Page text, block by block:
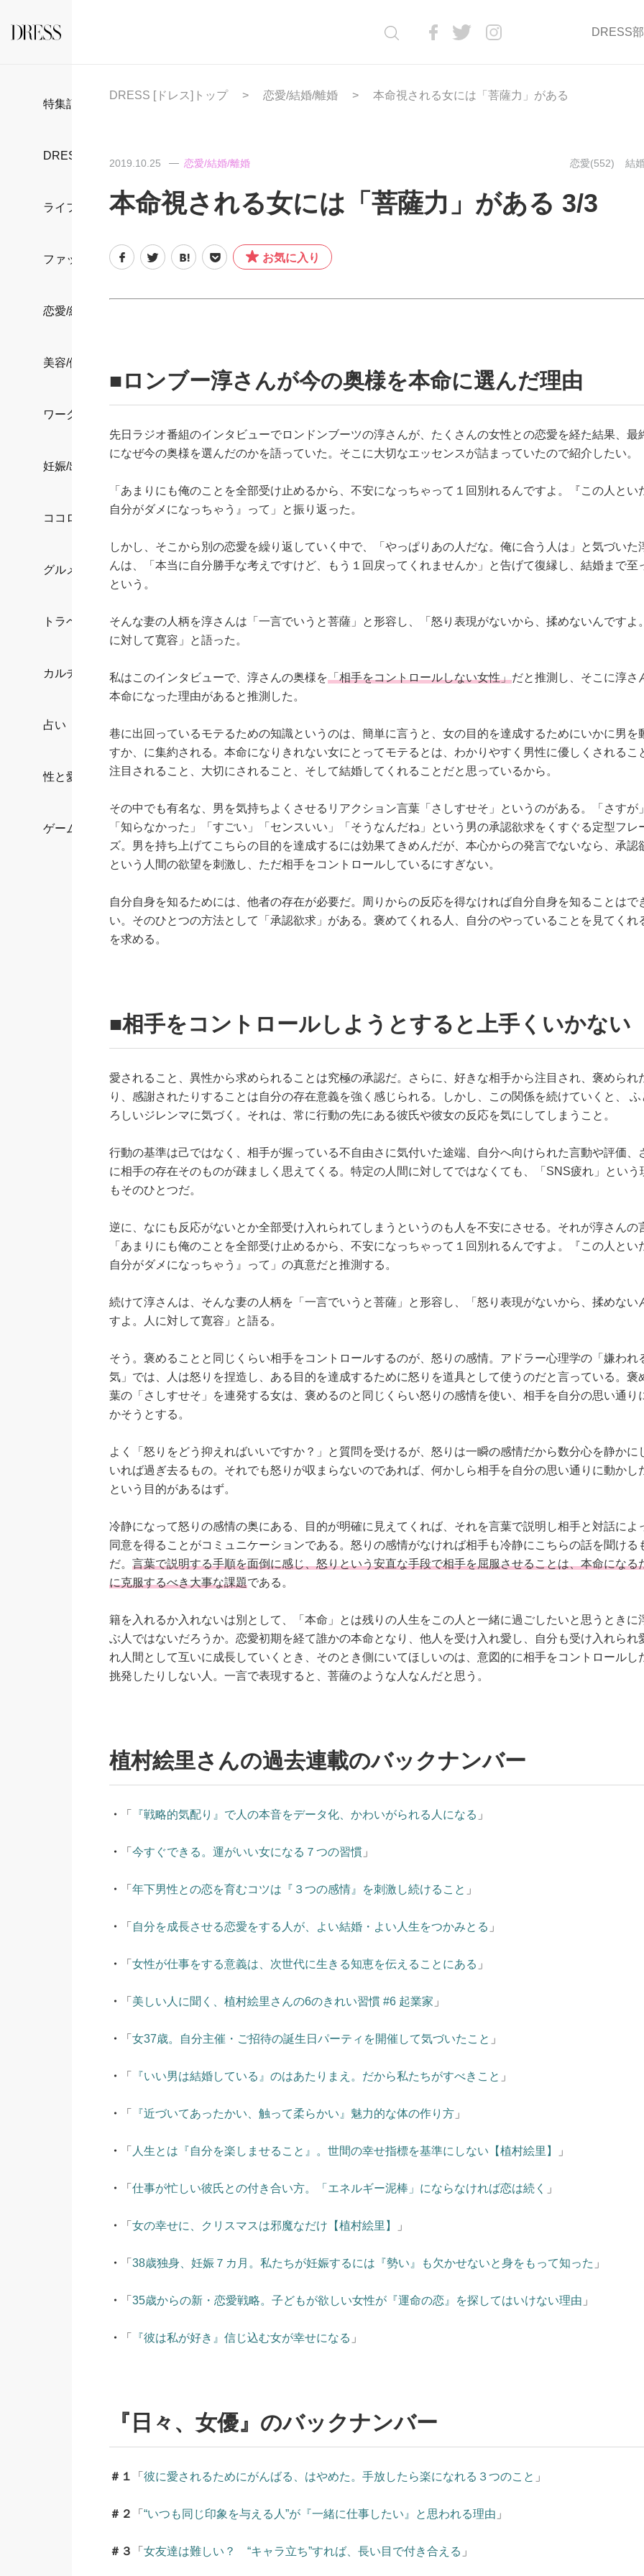
DRESS
特集記事
DRESS部活
ライフスタイル
ファッション
恋愛/結婚/離婚
美容/健康
ワークスタイル
妊娠/出産/家族
ココロ/カラダ
グルメ
トラベル
カルチャー/エンタメ
占い
性と愛
ゲーム
DRESS [ドレス]トップ 恋愛/結婚/離婚 本命視される女には「菩薩力」がある
2019.10.25 恋愛/結婚/離婚 恋愛(552) 結
本命視される女には「菩薩力」がある 3/3
お気に入り
■ロンブー淳さんが今の奥様を本命に選んだ理由
先日ラジオ番組のインタビューでロンドンブーツの淳さんが、たくさんの女性との恋愛を経た結果、最
になぜ今の奥様を選んだのかを語っていた。そこに大切なエッセンスが詰まっていたので紹介したい。
「あまりにも俺のことを全部受け止めるから、不安になっちゃって１回別れるんですよ。『この人とい
自分がダメになっちゃう』って」と振り返った。
しかし、そこから別の恋愛を繰り返していく中で、「やっぱりあの人だな。俺に合う人は」と気づいた
んは、「本当に自分勝手な考えですけど、もう１回戻ってくれませんか」と告げて復縁し、結婚まで至
という。
そんな妻の人柄を淳さんは「一言でいうと菩薩」と形容し、「怒り表現がないから、揉めないんですよ
に対して寛容」と語った。
私はこのインタビューで、淳さんの奥様を「相手をコントロールしない女性」だと推測し、そこに淳さ
本命になった理由があると推測した。
巷に出回っているモテるための知識というのは、簡単に言うと、女の目的を達成するためにいかに男を
すか、に集約される。本命になりきれない女にとってモテるとは、わかりやすく男性に優しくされるこ
注目されること、大切にされること、そして結婚してくれることだと思っているから。
その中でも有名な、男を気持ちよくさせるリアクション言葉「さしすせそ」というのがある。「さすが」
「知らなかった」「すごい」「センスいい」「そうなんだね」という男の承認欲求をくすぐる定型フレ
ズ。男を持ち上げてこちらの目的を達成するには効果てきめんだが、本心からの発言でないなら、承認
という人間の欲望を刺激し、ただ相手をコントロールしているにすぎない。
自分自身を知るためには、他者の存在が必要だ。周りからの反応を得なければ自分自身を知ることはで
い。そのひとつの方法として「承認欲求」がある。褒めてくれる人、自分のやっていることを見てくれ
を求める。
■相手をコントロールしようとすると上手くいかない
愛されること、異性から求められることは究極の承認だ。さらに、好きな相手から注目され、褒められ
り、感謝されたりすることは自分の存在意義を強く感じられる。しかし、この関係を続けていくと、 ふ
ろしいジレンマに気づく。それは、常に行動の先にある彼氏や彼女の反応を気にしてしまうこと。
行動の基準は己ではなく、相手が握っている不自由さに気付いた途端、自分へ向けられた言動や評価、
に相手の存在そのものが疎ましく思えてくる。特定の人間に対してではなくても、「SNS疲れ」という
もそのひとつだ。
逆に、なにも反応がないとか全部受け入れられてしまうというのも人を不安にさせる。それが淳さんの
「あまりにも俺のことを全部受け止めるから、不安になっちゃって１回別れるんですよ。『この人とい
自分がダメになっちゃう』って」の真意だと推測する。
続けて淳さんは、そんな妻の人柄を「一言でいうと菩薩」と形容し、「怒り表現がないから、揉めない
すよ。人に対して寛容」と語る。
そう。褒めることと同じくらい相手をコントロールするのが、怒りの感情。アドラー心理学の「嫌われ
気」では、人は怒りを捏造し、ある目的を達成するために怒りを道具として使うのだと言っている。褒
葉の「さしすせそ」を連発する女は、褒めるのと同じくらい怒りの感情を使い、相手を自分の思い通り
かそうとする。
よく「怒りをどう抑えればいいですか？」と質問を受けるが、怒りは一瞬の感情だから数分心を静かに
いれば過ぎ去るもの。それでも怒りが収まらないのであれば、何かしら相手を自分の思い通りに動かし
という目的があるはず。
冷静になって怒りの感情の奥にある、目的が明確に見えてくれば、それを言葉で説明し相手と対話によ
同意を得ることがコミュニケーションである。怒りの感情がなければ相手も冷静にこちらの話を聞ける
だ。 言葉で説明する手順を面倒に感じ、怒りという安直な手段で相手を屈服させることは、本命になる
に克服するべき大事な課題である。
籍を入れるか入れないは別として、「本命」とは残りの人生をこの人と一緒に過ごしたいと思うときに
ぶ人ではないだろうか。恋愛初期を経て誰かの本命となり、他人を受け入れ愛し、自分も受け入れられ
れ人間として互いに成長していくとき、そのとき側にいてほしいのは、意図的に相手をコントロールし
挑発したりしない人。一言で表現すると、菩薩のような人なんだと思う。
植村絵里さんの過去連載のバックナンバー
・ 「 『戦略的気配り』で人の本音をデータ化、かわいがられる人になる 」
・ 「 今すぐできる。運がいい女になる７つの習慣 」
・ 「 年下男性との恋を育むコツは『３つの感情』を刺激し続けること 」
・ 「 自分を成長させる恋愛をする人が、よい結婚・よい人生をつかみとる 」
・ 「 女性が仕事をする意義は、次世代に生きる知恵を伝えることにある 」
・ 「 美しい人に聞く、植村絵里さんの6のきれい習慣 #6 起業家 」
・ 「 女37歳。自分主催・ご招待の誕生日パーティを開催して気づいたこと 」
・ 「 『いい男は結婚している』のはあたりまえ。だから私たちがすべきこと 」
・ 「 『近づいてあったかい、触って柔らかい』魅力的な体の作り方 」
・ 「 人生とは『自分を楽しませること』。世間の幸せ指標を基準にしない【植村絵里】 」
・ 「 仕事が忙しい彼氏との付き合い方。「エネルギー泥棒」にならなければ恋は続く 」
・ 「 女の幸せに、クリスマスは邪魔なだけ【植村絵里】 」
・ 「 38歳独身、妊娠７カ月。私たちが妊娠するには『勢い』も欠かせないと身をもって知った 」
・ 「 35歳からの新・恋愛戦略。子どもが欲しい女性が『運命の恋』を探してはいけない理由 」
・ 「 『彼は私が好き』信じ込む女が幸せになる 」
『日々、女優』のバックナンバー
＃１ 「 彼に愛されるためにがんばる、はやめた。手放したら楽になれる３つのこと 」
＃２ 「 “いつも同じ印象を与える人”が『一緒に仕事したい』と思われる理由 」
＃３ 「 女友達は難しい？ “キャラ立ち”すれば、長い目で付き合える 」